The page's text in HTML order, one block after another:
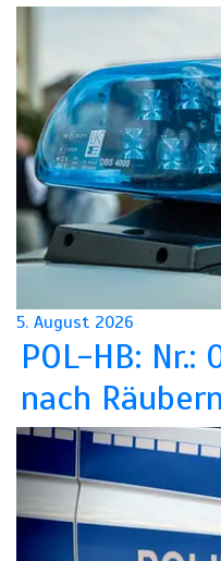
5. August 2026
POL-HB: Nr.:
nach